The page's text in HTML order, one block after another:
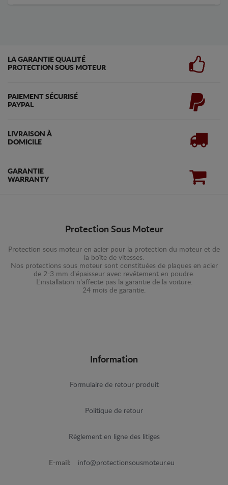
LA GARANTIE QUALITÉ
PROTECTION SOUS MOTEUR
PAIEMENT SÉCURISÉ
PAYPAL
LIVRAISON À
DOMICILE
GARANTIE
WARRANTY
Protection Sous Moteur
Protection sous moteur en acier pour la protection du moteur et de
la boîte de vitesses.
Nos protections sous moteur sont constituées de plaques en acier
de 2-3 mm d'épaisseur avec revêtement en poudre.
L'installation n'affecte pas la garantie de la voiture.
24 mois de garantie.
Information
Formulaire de retour produit
Politique de retour
Règlement en ligne des litiges
E-mail: info@protectionsousmoteur.eu